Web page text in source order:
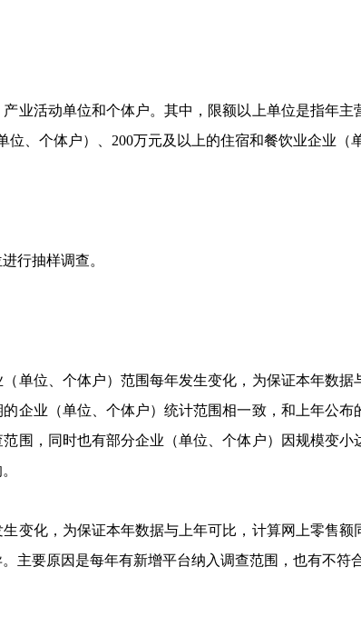
活动单位和个体户。其中，限额以上单位是指年主
位、个体户）、 200万元及以上的住宿和餐饮业企业（
行抽样调查。
位、个体户）范围每年发生变化，为保证本年数据
企业（单位、个体户）统计范围相一致，和上年公
围，同时也有部分企业（单位、个体户）因规模变
化，为保证本年数据与上年可比，计算网上零售额
主要原因是每年有新增平台纳入调查范围，也有不符